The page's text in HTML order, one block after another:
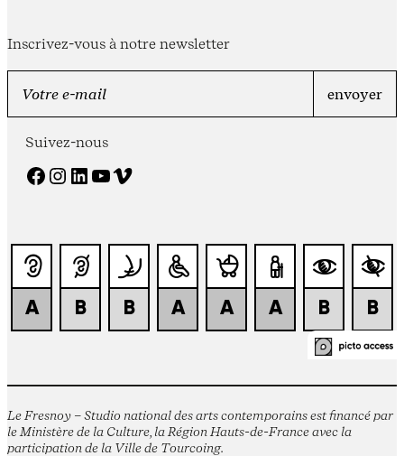
Inscrivez-vous à notre newsletter
Suivez-nous
Facebook Instagram LinkedIn YouTube Vimeo
Le Fresnoy – Studio national des arts contemporains est financé par
le Ministère de la Culture, la Région Hauts-de-France avec la
participation de la Ville de Tourcoing.